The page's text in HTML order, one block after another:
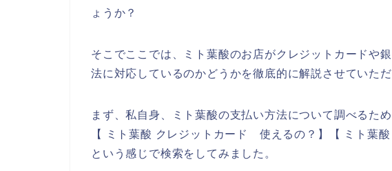
ょうか？
そこでここでは、ミト葉酸のお店がクレジットカードや
法に対応しているのかどうかを徹底的に解説させていただ
まず、私自身、ミト葉酸の支払い方法について調べるた
【 ミト葉酸 クレジットカード 使えるの？】【 ミト葉酸
という感じで検索をしてみました。